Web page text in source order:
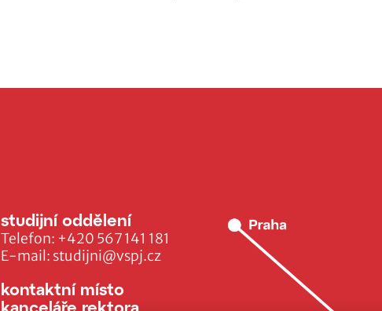
studijní oddělení
Telefon: +420 567 141 181
E-mail: studijni@vspj.cz
kontaktní místo
kanceláře rektora